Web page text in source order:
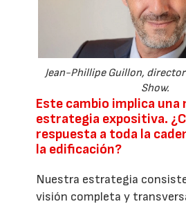
Jean-Phillipe Guillon,
Show.
Este cambio implica una
estrategia expositiva.
respuesta a toda la
la edificación?
Nuestra estrategia
visión completa y